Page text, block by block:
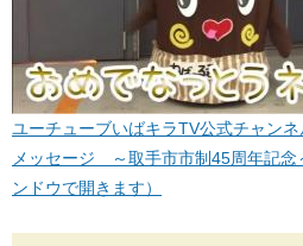
ユーチューブいばキラTV公式チャン
メッセージ ～取手市市制45周年記念
ンドウで開きます）